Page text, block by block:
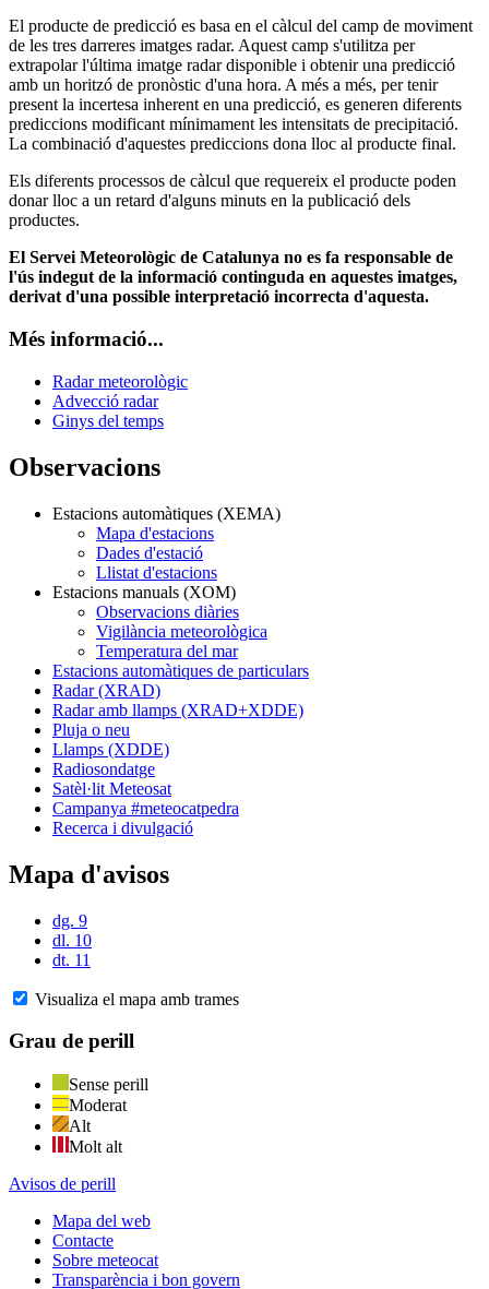
El producte de predicció es basa en el càlcul del camp de moviment
de les tres darreres imatges radar. Aquest camp s'utilitza per
extrapolar l'última imatge radar disponible i obtenir una predicció
amb un horitzó de pronòstic d'una hora. A més a més, per tenir
present la incertesa inherent en una predicció, es generen diferents
prediccions modificant mínimament les intensitats de precipitació.
La combinació d'aquestes prediccions dona lloc al producte final.
Els diferents processos de càlcul que requereix el producte poden
donar lloc a un retard d'alguns minuts en la publicació dels
productes.
El Servei Meteorològic de Catalunya no es fa responsable de
l'ús indegut de la informació continguda en aquestes imatges,
derivat d'una possible interpretació incorrecta d'aquesta.
Més informació...
Radar meteorològic
Advecció radar
Ginys del temps
Observacions
Estacions automàtiques (XEMA)
Mapa d'estacions
Dades d'estació
Llistat d'estacions
Estacions manuals (XOM)
Observacions diàries
Vigilància meteorològica
Temperatura del mar
Estacions automàtiques de particulars
Radar (XRAD)
Radar amb llamps (XRAD+XDDE)
Pluja o neu
Llamps (XDDE)
Radiosondatge
Satèl·lit Meteosat
Campanya #meteocatpedra
Recerca i divulgació
Mapa d'avisos
dg. 9
dl. 10
dt. 11
Visualiza el mapa amb trames
Grau de perill
Sense perill
Moderat
Alt
Molt alt
Avisos de perill
Mapa del web
Contacte
Sobre meteocat
Transparència i bon govern